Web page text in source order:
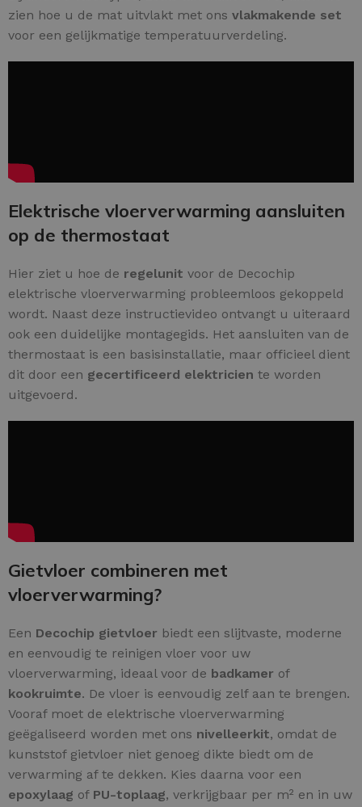
zien hoe u de mat uitvlakt met ons vlakmakende set
voor een gelijkmatige temperatuurverdeling.
Elektrische vloerverwarming aansluiten
op de thermostaat
Hier ziet u hoe de regelunit voor de Decochip
elektrische vloerverwarming probleemloos gekoppeld
wordt. Naast deze instructievideo ontvangt u uiteraard
ook een duidelijke montagegids. Het aansluiten van de
thermostaat is een basisinstallatie, maar officieel dient
dit door een gecertificeerd elektricien te worden
uitgevoerd.
Gietvloer combineren met
vloerverwarming?
Een Decochip gietvloer biedt een slijtvaste, moderne
en eenvoudig te reinigen vloer voor uw
vloerverwarming, ideaal voor de badkamer of
kookruimte. De vloer is eenvoudig zelf aan te brengen.
Vooraf moet de elektrische vloerverwarming
geëgaliseerd worden met ons nivelleerkit, omdat de
kunststof gietvloer niet genoeg dikte biedt om de
verwarming af te dekken. Kies daarna voor een
epoxylaag of PU-toplaag, verkrijgbaar per m² en in uw